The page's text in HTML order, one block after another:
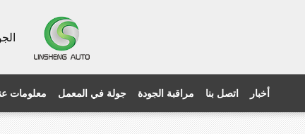
معلومات جولة في المعمل مراقبة الجودة اتصل بنا أخبار